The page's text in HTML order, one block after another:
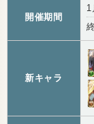
開催期間
1
新キャラ